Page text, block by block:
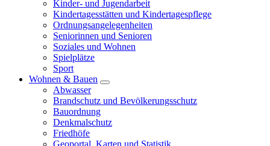
Kinder- und Jugendarbeit
Kindertagesstätten und Kindertagespflege
Ordnungsangelegenheiten
Seniorinnen und Senioren
Soziales und Wohnen
Spielplätze
Sport
Wohnen & Bauen
Abwasser
Brandschutz und Bevölkerungsschutz
Bauordnung
Denkmalschutz
Friedhöfe